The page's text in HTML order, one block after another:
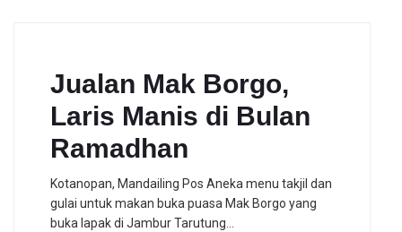
Jualan Mak Borgo,
Laris Manis di Bulan
Ramadhan
Kotanopan, Mandailing Pos Aneka menu takjil dan
gulai untuk makan buka puasa Mak Borgo yang
buka lapak di Jambur Tarutung…